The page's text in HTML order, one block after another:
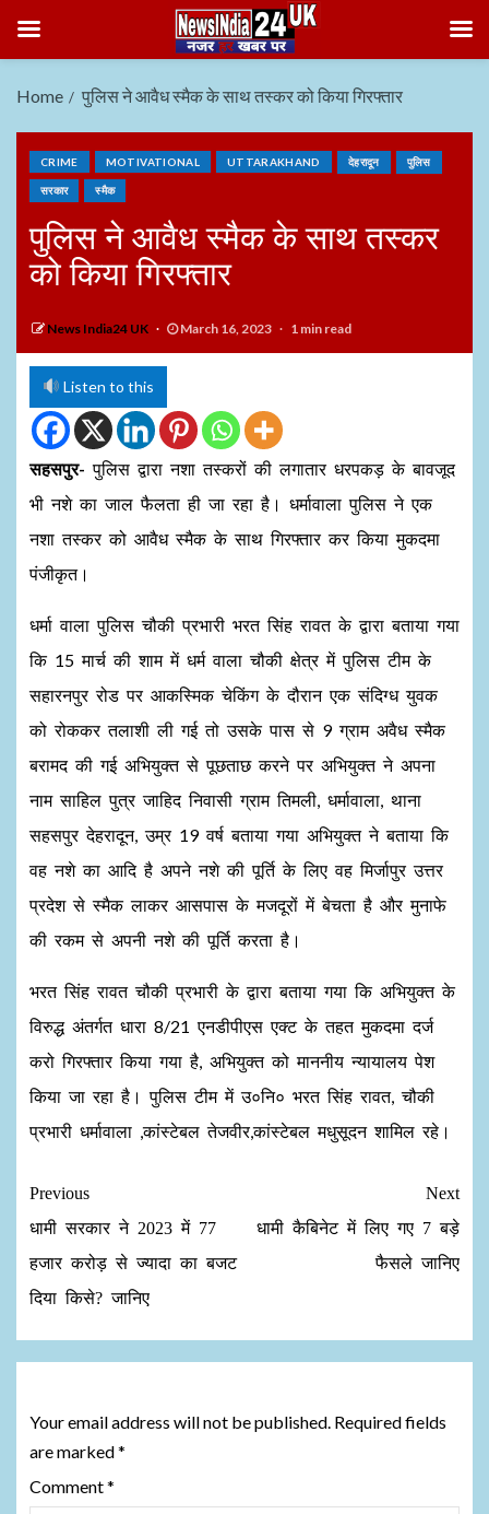
Home पुलिस ने आवैध स्मैक के साथ तस्कर को किया गिरफ्तार
CRIME MOTIVATIONAL UTTARAKHAND देहरादून पुलिस
सरकार स्मैक
पुलिस ने आवैध स्मैक के साथ तस्कर
को किया गिरफ्तार
News India24 UK March 16, 2023 1 min read
Listen to this
सहसपुर-पुलिस द्वारा नशा तस्करों की लगातार धरपकड़ के बावजूद
भी नशे का जाल फैलता ही जा रहा है। धर्मावाला पुलिस ने एक
नशा तस्कर को आवैध स्मैक के साथ गिरफ्तार कर किया मुकदमा
पंजीकृत।
धर्मा वाला पुलिस चौकी प्रभारी भरत सिंह रावत के द्वारा बताया गया
कि 15 मार्च की शाम में धर्म वाला चौकी क्षेत्र में पुलिस टीम के
सहारनपुर रोड पर आकस्मिक चेकिंग के दौरान एक संदिग्ध युवक
को रोककर तलाशी ली गई तो उसके पास से 9 ग्राम अवैध स्मैक
बरामद की गई अभियुक्त से पूछताछ करने पर अभियुक्त ने अपना
नाम साहिल पुत्र जाहिद निवासी ग्राम तिमली, धर्मावाला, थाना
सहसपुर देहरादून, उम्र 19 वर्ष बताया गया अभियुक्त ने बताया कि
वह नशे का आदि है अपने नशे की पूर्ति के लिए वह मिर्जापुर उत्तर
प्रदेश से स्मैक लाकर आसपास के मजदूरों में बेचता है और मुनाफे
की रकम से अपनी नशे की पूर्ति करता है।
भरत सिंह रावत चौकी प्रभारी के द्वारा बताया गया कि अभियुक्त के
विरुद्ध अंतर्गत धारा 8/21 एनडीपीएस एक्ट के तहत मुकदमा दर्ज
करो गिरफ्तार किया गया है, अभियुक्त को माननीय न्यायालय पेश
किया जा रहा है। पुलिस टीम में उ०नि० भरत सिंह रावत, चौकी
प्रभारी धर्मावाला ,कांस्टेबल तेजवीर,कांस्टेबल मधुसूदन शामिल रहे।
Previous
धामी सरकार ने 2023 में 77
हजार करोड़ से ज्यादा का बजट
दिया किसे? जानिए
Next
धामी कैबिनेट में लिए गए 7 बड़े
फैसले जानिए
Your email address will not be published. Required fields
are marked*
Comment*